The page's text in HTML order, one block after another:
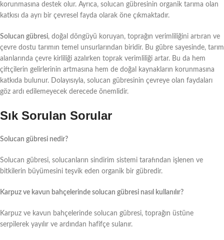
korunmasına destek olur. Ayrıca, solucan gübresinin organik tarıma olan
katkısı da ayrı bir çevresel fayda olarak öne çıkmaktadır.
Solucan gübresi, doğal döngüyü koruyan, toprağın verimliliğini artıran ve
çevre dostu tarımın temel unsurlarından biridir. Bu gübre sayesinde, tarım
alanlarında çevre kirliliği azalırken toprak verimliliği artar. Bu da hem
çiftçilerin gelirlerinin artmasına hem de doğal kaynakların korunmasına
katkıda bulunur. Dolayısıyla, solucan gübresinin çevreye olan faydaları
göz ardı edilemeyecek derecede önemlidir.
Sık Sorulan Sorular
Solucan gübresi nedir?
Solucan gübresi, solucanların sindirim sistemi tarafından işlenen ve
bitkilerin büyümesini teşvik eden organik bir gübredir.
Karpuz ve kavun bahçelerinde solucan gübresi nasıl kullanılır?
Karpuz ve kavun bahçelerinde solucan gübresi, toprağın üstüne
serpilerek yayılır ve ardından hafifçe sulanır.